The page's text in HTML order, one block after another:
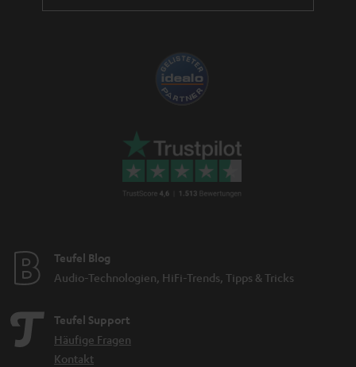
Teufel Blog
Audio-Technologien, HiFi-Trends, Tipps & Tricks
Teufel Support
Häufige Fragen
Kontakt